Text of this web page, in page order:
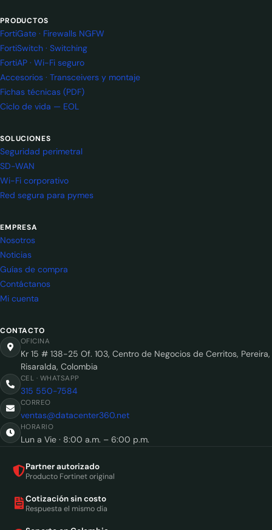
PRODUCTOS
FortiGate · Firewalls NGFW
FortiSwitch · Switching
FortiAP · Wi-Fi seguro
Accesorios · Transceivers y montaje
Fichas técnicas (PDF)
Ciclo de vida — EOL
SOLUCIONES
Seguridad perimetral
SD-WAN
Wi-Fi corporativo
Red segura para pymes
EMPRESA
Nosotros
Noticias
Guías de compra
Contáctanos
Mi cuenta
CONTACTO
OFICINA
Kr 15 # 138-25 Of. 103, Centro de Negocios de Cerritos, Pereira,
Risaralda, Colombia
CEL · WHATSAPP
315 550-7584
CORREO
ventas@datacenter360.net
HORARIO
Lun a Vie · 8:00 a.m. – 6:00 p.m.
Partner autorizado
Producto Fortinet original
Cotización sin costo
Respuesta el mismo día